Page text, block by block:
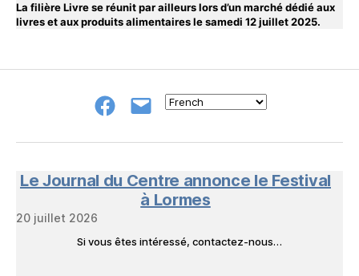
La filière Livre se réunit par ailleurs lors d’un marché dédié aux
livres et aux produits alimentaires le samedi 12 juillet 2025.
Groupe
NeL
E-
à
Livres
Le Journal du Centre annonce le Festival
à Lormes
20 juillet 2026
Si vous êtes intéressé, contactez-nous…